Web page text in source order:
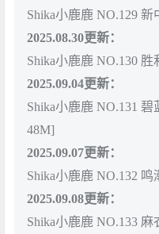
Shika小鹿鹿 NO.129 新
2025.08.30更新：
Shika小鹿鹿 NO.130
2025.09.04更新：
Shika小鹿鹿 NO.131
48M]
2025.09.07更新：
Shika小鹿鹿 NO.132
2025.09.08更新：
Shika小鹿鹿 NO.133 麻